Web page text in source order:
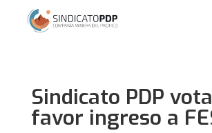
Sindicato PDP
favor ingreso a